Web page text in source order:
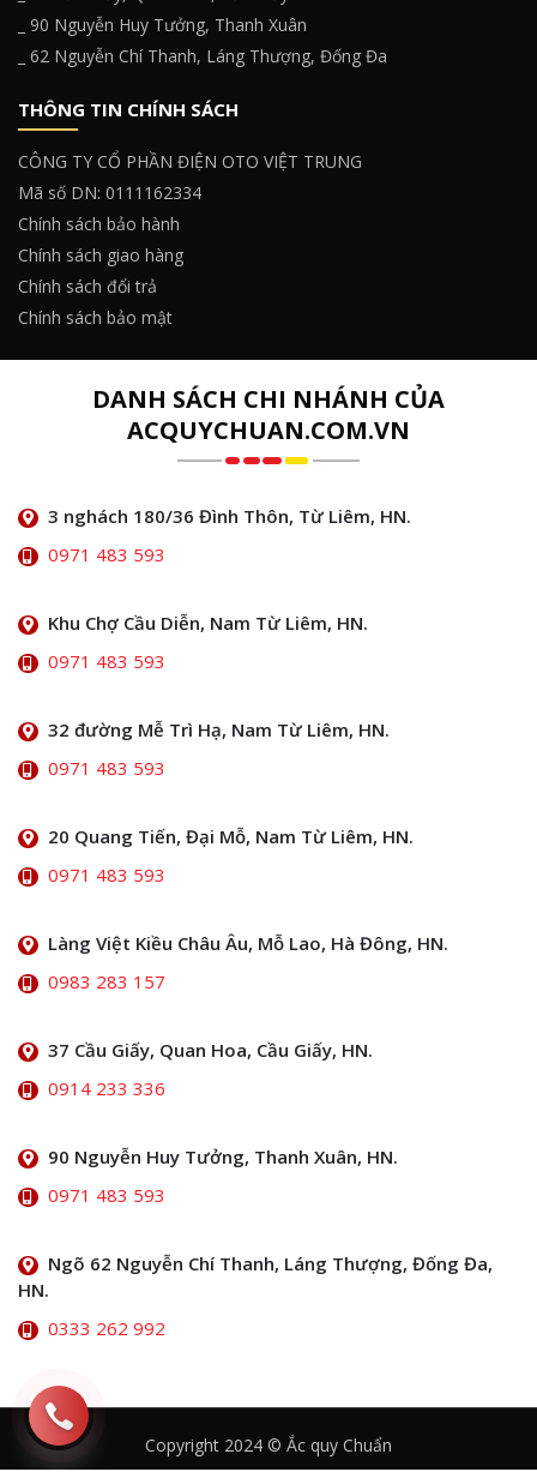
_ 90 Nguyễn Huy Tưởng, Thanh Xuân
_ 62 Nguyễn Chí Thanh, Láng Thượng, Đống Đa
THÔNG TIN CHÍNH SÁCH
CÔNG TY CỔ PHẦN ĐIỆN OTO VIỆT TRUNG
Mã số DN: 0111162334
Chính sách bảo hành
Chính sách giao hàng
Chính sách đổi trả
Chính sách bảo mật
DANH SÁCH CHI NHÁNH CỦA
ACQUYCHUAN.COM.VN
3 nghách 180/36 Đình Thôn, Từ Liêm, HN.
0971 483 593
Khu Chợ Cầu Diễn, Nam Từ Liêm, HN.
0971 483 593
32 đường Mễ Trì Hạ, Nam Từ Liêm, HN.
0971 483 593
20 Quang Tiến, Đại Mỗ, Nam Từ Liêm, HN.
0971 483 593
Làng Việt Kiều Châu Âu, Mỗ Lao, Hà Đông, HN.
0983 283 157
37 Cầu Giấy, Quan Hoa, Cầu Giấy, HN.
0914 233 336
90 Nguyễn Huy Tưởng, Thanh Xuân, HN.
0971 483 593
Ngõ 62 Nguyễn Chí Thanh, Láng Thượng, Đống Đa,
HN.
0333 262 992
Copyright 2024 © Ắc quy Chuẩn